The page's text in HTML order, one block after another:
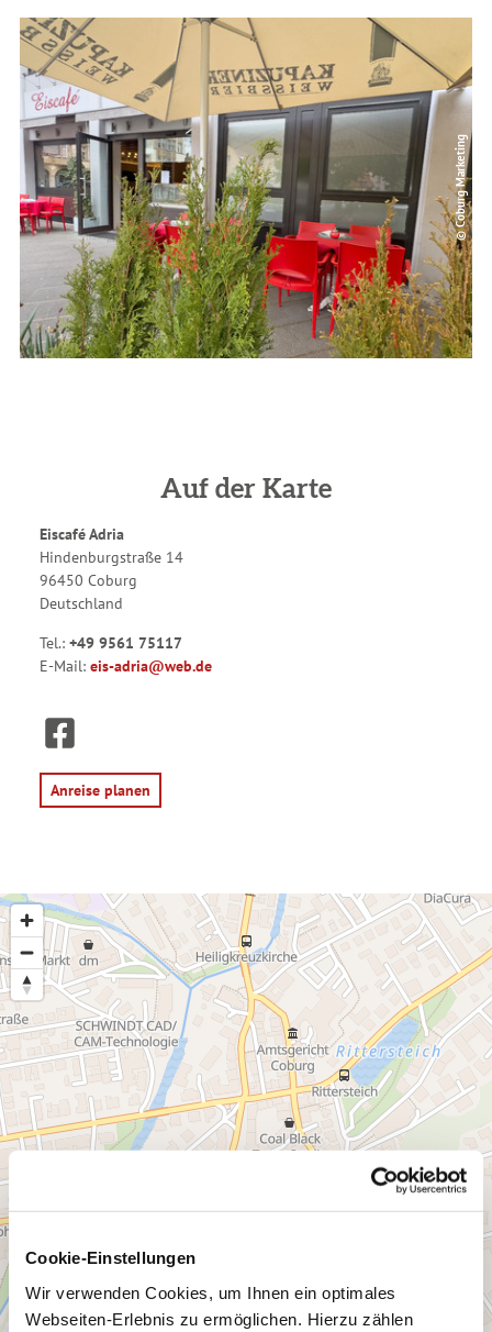
Cookie-Einstellungen
Wir verwenden Cookies, um Ihnen ein optimales
Webseiten-Erlebnis zu ermöglichen. Hierzu zählen
© Coburg Marketing
Auf der Karte
Eiscafé Adria
Hindenburgstraße 14
96450 Coburg
Deutschland
Tel.: +49 9561 75117
E-Mail: eis-adria@web.de
F
a
c
e
b
Anreise planen